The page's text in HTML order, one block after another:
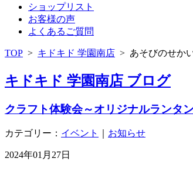
ショップリスト
お客様の声
よくあるご質問
TOP > キドキド 学園南店 > あそびのせか
キドキド 学園南店 ブログ
クラフト体験会～オリジナルランタ
カテゴリー： イベント お知らせ
2024年01月27日